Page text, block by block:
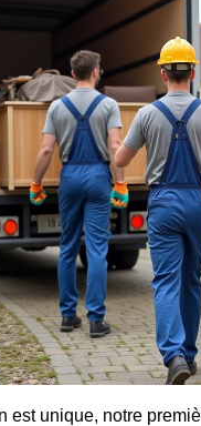
est unique, notre